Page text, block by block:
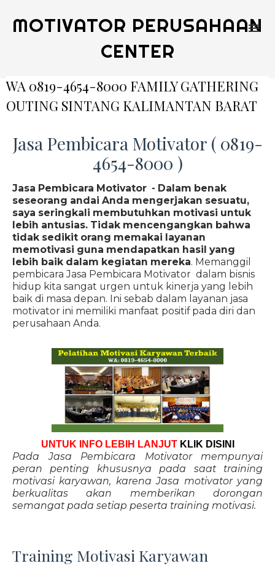
MOTIVATOR PERUSAHAAN
CENTER
WA 0819-4654-8000 FAMILY GATHERING
OUTING SINTANG KALIMANTAN BARAT
Jasa Pembicara Motivator ( 0819-
4654-8000 )
Jasa Pembicara Motivator - Dalam benak
seseorang andai Anda mengerjakan sesuatu,
saya seringkali membutuhkan motivasi untuk
lebih antusias. Tidak mencengangkan bahwa
tidak sedikit orang memakai layanan
memotivasi guna mendapatkan hasil yang
lebih baik dalam kegiatan mereka. Memanggil
pembicara Jasa Pembicara Motivator dalam bisnis
hidup kita sangat urgen untuk kinerja yang lebih
baik di masa depan. Ini sebab dalam layanan jasa
motivator ini memiliki manfaat positif pada diri dan
perusahaan Anda.
UNTUK INFO LEBIH LANJUT KLIK DISINI
Pada Jasa Pembicara Motivator mempunyai
peran penting khususnya pada saat training
motivasi karyawan, karena Jasa motivator yang
berkualitas akan memberikan dorongan
semangat pada setiap peserta training motivasi.
Training Motivasi Karyawan